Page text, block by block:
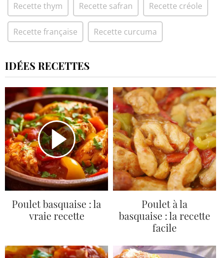
Recette thym Recette safran Recette créole
Recette française Recette curcuma
IDÉES RECETTES
Poulet basquaise : la
vraie recette
Poulet à la
basquaise : la recette
facile